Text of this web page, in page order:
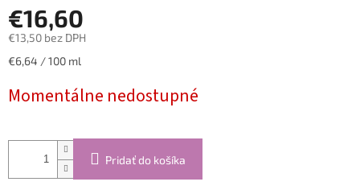
€16,60
€13,50 bez DPH
Jednotková
€6,64 / 100 ml
Momentálne nedostupné
Pridať do košíka